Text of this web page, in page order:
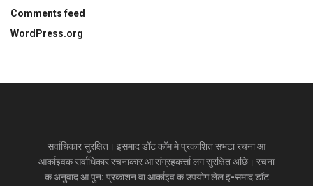
Comments feed
WordPress.org
सर्वाधिकार सुरक्षित। इसमाद डॉट कॉम मे प्रकाशित सभटा रचना आ
आर्काइवक सर्वाधिकार रचनाकार आ संग्रहकर्त्ता लग सुरक्षित अछि। रचना
क अनुवाद आ पुन: प्रकाशन वा आर्काइव क उपयोग लेल इ-समाद डॉट